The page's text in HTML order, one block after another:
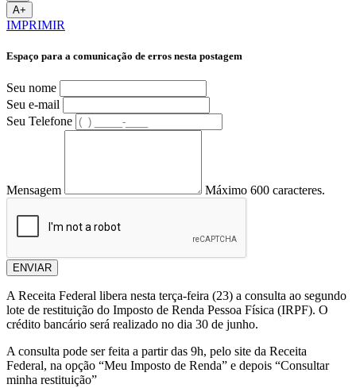
A+
IMPRIMIR
Espaço para a comunicação de erros nesta postagem
Seu nome
Seu e-mail
Seu Telefone
Mensagem Máximo 600 caracteres.
ENVIAR
A Receita Federal libera nesta terça-feira (23) a consulta ao segundo
lote de restituição do Imposto de Renda Pessoa Física (IRPF). O
crédito bancário será realizado no dia 30 de junho.
A consulta pode ser feita a partir das 9h, pelo site da Receita
Federal, na opção “Meu Imposto de Renda” e depois “Consultar
minha restituição”